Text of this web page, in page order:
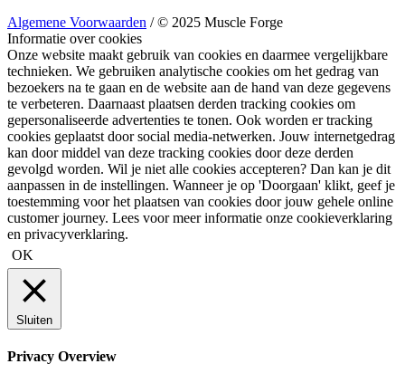
Algemene Voorwaarden / © 2025 Muscle Forge
Informatie over cookies
Onze website maakt gebruik van cookies en daarmee vergelijkbare
technieken. We gebruiken analytische cookies om het gedrag van
bezoekers na te gaan en de website aan de hand van deze gegevens
te verbeteren. Daarnaast plaatsen derden tracking cookies om
gepersonaliseerde advertenties te tonen. Ook worden er tracking
cookies geplaatst door social media-netwerken. Jouw internetgedrag
kan door middel van deze tracking cookies door deze derden
gevolgd worden. Wil je niet alle cookies accepteren? Dan kan je dit
aanpassen in de instellingen. Wanneer je op 'Doorgaan' klikt, geef je
toestemming voor het plaatsen van cookies door jouw gehele online
customer journey. Lees voor meer informatie onze cookieverklaring
en privacyverklaring.
OK
Sluiten
Privacy Overview